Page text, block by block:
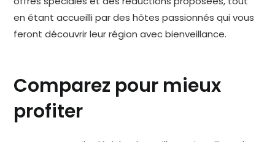
en étant accueilli par des hôtes passionnés qui vous
feront découvrir leur région avec bienveillance.
Comparez pour mieux
profiter